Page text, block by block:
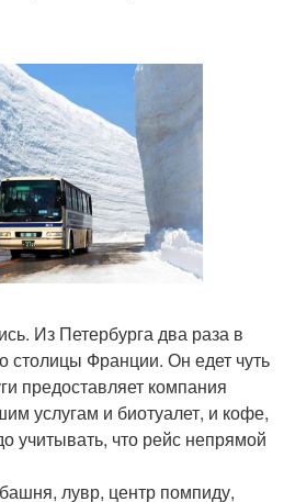
Из Петербурга два раза в
столицы Франции. Он едет чуть
предоставляет компания
услугам и биотуалет, и кофе,
учитывать, что рейс непрямой
лувр, центр помпиду,